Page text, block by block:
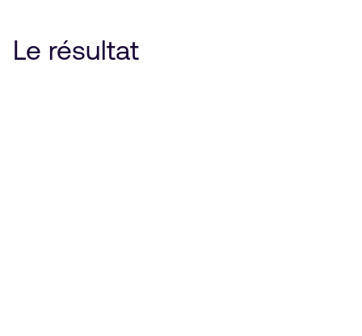
Le résultat